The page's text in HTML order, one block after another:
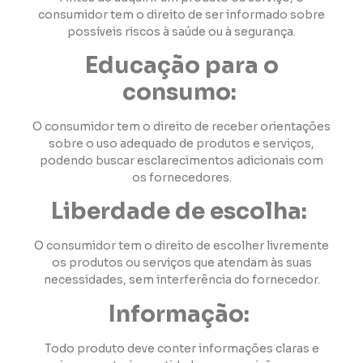
consumidor tem o direito de ser informado sobre
possíveis riscos à saúde ou à segurança.
Educação para o
consumo:
O consumidor tem o direito de receber orientações
sobre o uso adequado de produtos e serviços,
podendo buscar esclarecimentos adicionais com
os fornecedores.
Liberdade de escolha:
O consumidor tem o direito de escolher livremente
os produtos ou serviços que atendam às suas
necessidades, sem interferência do fornecedor.
Informação:
Todo produto deve conter informações claras e